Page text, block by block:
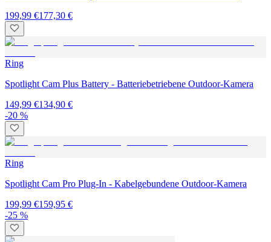
199,99 €177,30 €
Ring
Spotlight Cam Plus Battery - Batteriebetriebene Outdoor-Kamera
149,99 €134,90 €
-20 %
Ring
Spotlight Cam Pro Plug-In - Kabelgebundene Outdoor-Kamera
199,99 €159,95 €
-25 %